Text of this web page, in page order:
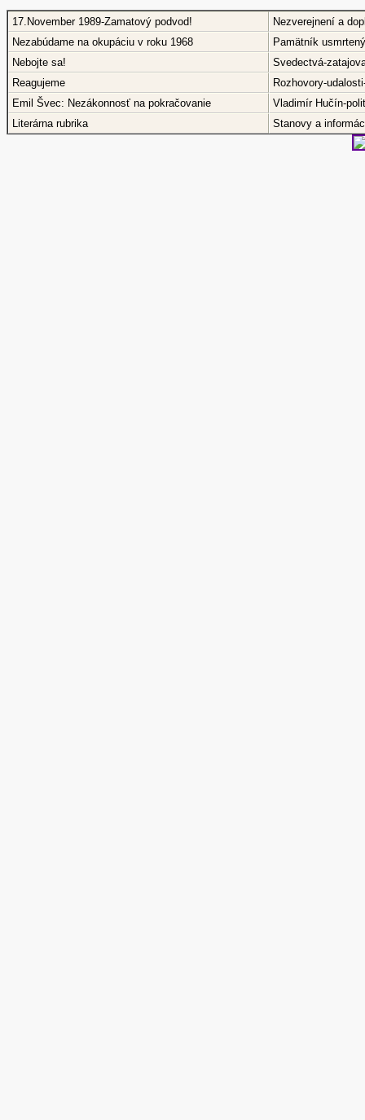
17.November 1989-Zamatový podvod!
Nezverejnení a
Nezabúdame na okupáciu v roku 1968
Pamätník
Nebojte sa!
Svedectvá-
Reagujeme
Rozhovory-
Emil Švec: Nezákonnosť na pokračovanie
Vladimír Hučín-
Literárna rubrika
Stanovy a